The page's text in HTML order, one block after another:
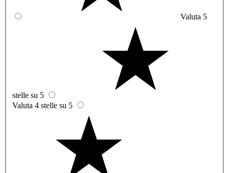
Valuta 5
stelle su 5
Valuta 4 stelle su 5